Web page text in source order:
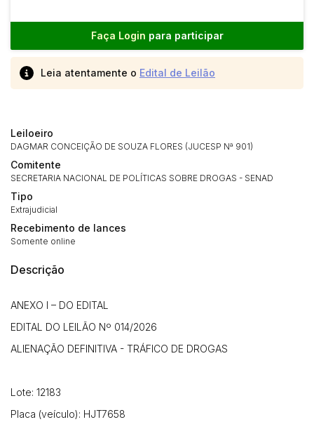
Faça Login para participar
Leia atentamente o Edital de Leilão
Leiloeiro
DAGMAR CONCEIÇÃO DE SOUZA FLORES (JUCESP Nª 901)
Comitente
SECRETARIA NACIONAL DE POLÍTICAS SOBRE DROGAS - SENAD
Tipo
Extrajudicial
Recebimento de lances
Somente online
Descrição
ANEXO I – DO EDITAL
EDITAL DO LEILÃO Nº 014/2026
ALIENAÇÃO DEFINITIVA - TRÁFICO DE DROGAS
Lote: 12183
Placa (veículo): HJT7658